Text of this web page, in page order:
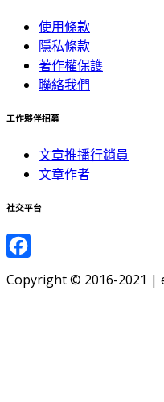
使用條款
隱私條款
著作權保護
聯絡我們
工作夥伴招募
文章推播行銷員
文章作者
社交平台
Copyright © 2016-2021 |